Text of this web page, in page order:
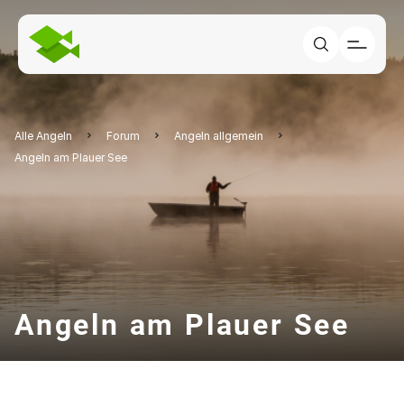
Alle Angeln Forum
Angeln allgemein
Angeln am Plauer See
Angeln am Plauer See